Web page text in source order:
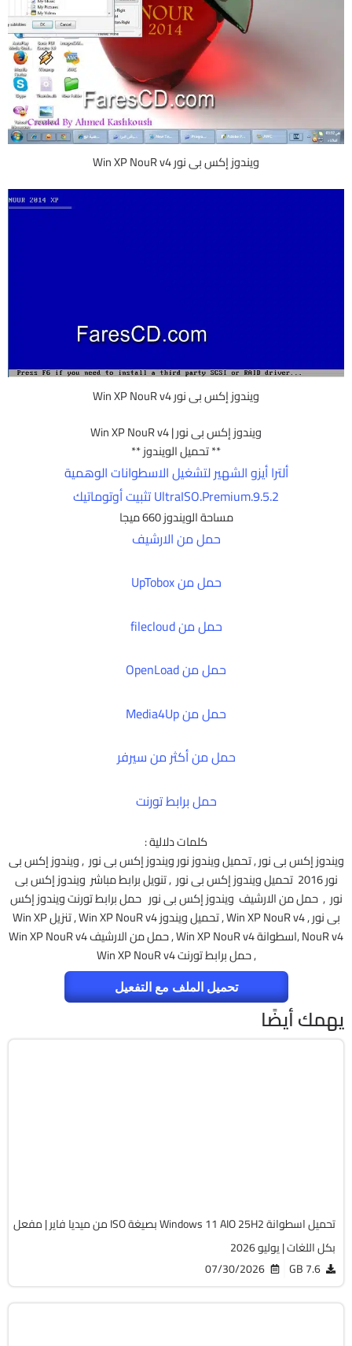
ويندوز إكس بى نور Win XP NouR v4
ويندوز إكس بى نور Win XP NouR v4
ويندوز إكس بى نور | Win XP NouR v4
** تحميل الويندوز **
ألترا أيزو الشهير لتشغيل الاسطوانات الوهمية
UltraISO.Premium.9.5.2 تثبيت أوتوماتيك
مساحة الويندوز 660 ميجا
حمل من الارشيف
حمل من UpTobox
حمل من filecloud
حمل من OpenLoad
حمل من Media4Up
حمل من أكثر من سيرفر
حمل برابط تورنت
كلمات دلالية :
ويندوز إكس بى نور , تحميل ويندوز نور ويندوز إكس بى نور , ويندوز إكس بى
نور 2016 تحميل ويندوز إكس بى نور , تنويل برابط مباشر ويندوز إكس بى
نور , حمل من الارشيف ويندوز إكس بى نور حمل برابط تورنت ويندوز إكس
بى نور , Win XP NouR v4 , تحميل ويندوز Win XP NouR v4 , تنزيل Win XP
NouR v4 ,اسطوانة Win XP NouR v4 , حمل من الارشيف Win XP NouR v4
, حمل برابط تورنت Win XP NouR v4
تحميل الملف مع التفعيل
يهمك أيضًا
تحميل اسطوانة Windows 11 AIO 25H2 بصيغة ISO من ميديا فاير | مفعل
بكل اللغات | يوليو 2026
7.6 GB
07/30/2026